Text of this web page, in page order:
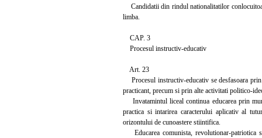
Candidatii din rindul nationalitatilor
limba.
CAP. 3
Procesul instructiv-educativ
Art. 23
Procesul instructiv-educativ se desfasoara
practicant, precum si prin alte activitati politico-
Invatamintul liceal continua educarea prin
practica si intarirea caracterului aplicativ al
orizontului de cunoastere stiintifica.
Educarea comunista, revolutionar-patriotica